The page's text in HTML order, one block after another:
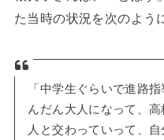
た当時の状況を次のよう
「中学生ぐらいで進路
んだん大人になって、
人と交わっていって、